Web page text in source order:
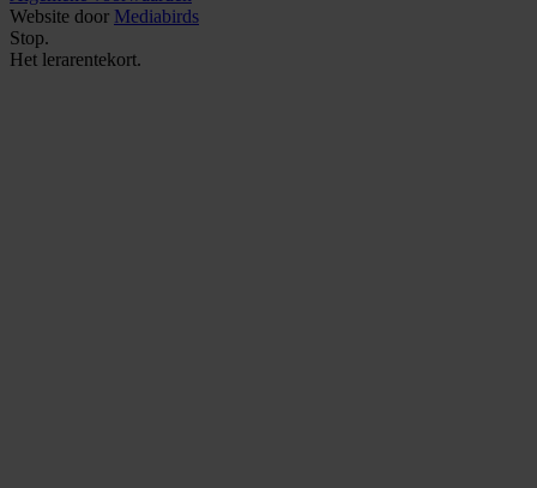
Website door Mediabirds
Stop.
Het lerarentekort.